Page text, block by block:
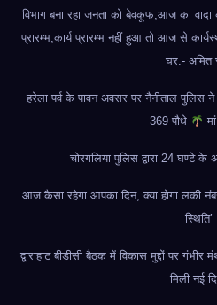
विभाग बना रहा जनता को बेवकूफ,आज का
प्रारम्भ,कार्य प्रारम्भ नहीं हुआ तो आज से
घर:- अमित
हरेला पर्व के पावन अवसर पर नैनीताल पुलिस ने
369 पौधे
चोरगलिया पुलिस द्वारा 24 घण्टे के
आज कैसा रहेगा आपका दिन, क्या होगा लकी
स्थिति’
द्वाराहाट बीडीसी बैठक में विकास मुद्दों पर
मिली नई